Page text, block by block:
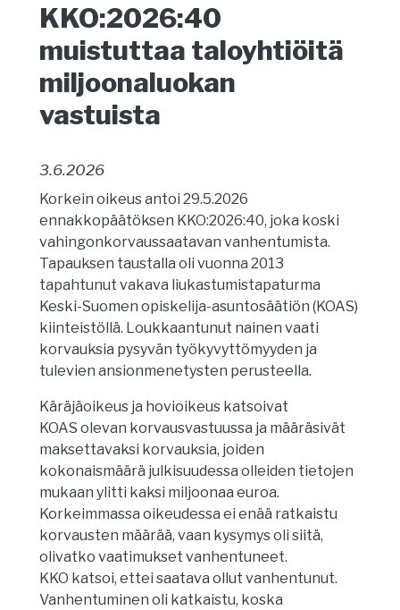
KKO:2026:40
muistuttaa taloyhtiöitä
miljoonaluokan
vastuista
3.6.2026
Korkein oikeus antoi 29.5.2026
ennakkopäätöksen KKO:2026:40, joka koski
vahingonkorvaussaatavan vanhentumista.
Tapauksen taustalla oli vuonna 2013
tapahtunut vakava liukastumistapaturma
Keski-Suomen opiskelija-asuntosäätiön (KOAS)
kiinteistöllä. Loukkaantunut nainen vaati
korvauksia pysyvän työkyvyttömyyden ja
tulevien ansionmenetysten perusteella.
Käräjäoikeus ja hovioikeus katsoivat
KOAS olevan korvausvastuussa ja määräsivät
maksettavaksi korvauksia, joiden
kokonaismäärä julkisuudessa olleiden tietojen
mukaan ylitti kaksi miljoonaa euroa.
Korkeimmassa oikeudessa ei enää ratkaistu
korvausten määrää, vaan kysymys oli siitä,
olivatko vaatimukset vanhentuneet.
KKO katsoi, ettei saatava ollut vanhentunut.
Vanhentuminen oli katkaistu, koska